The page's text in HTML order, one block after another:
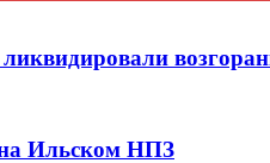
на Ильском НПЗ